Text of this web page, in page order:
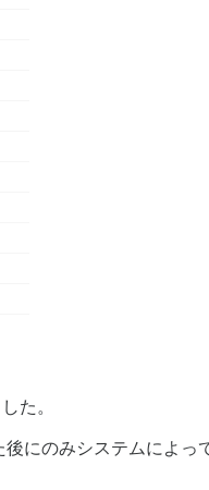
た。
にのみシステムによっ